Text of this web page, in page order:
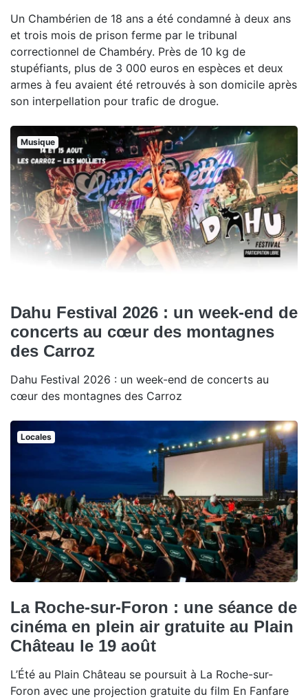
Un Chambérien de 18 ans a été condamné à deux ans
et trois mois de prison ferme par le tribunal
correctionnel de Chambéry. Près de 10 kg de
stupéfiants, plus de 3 000 euros en espèces et deux
armes à feu avaient été retrouvés à son domicile après
son interpellation pour trafic de drogue.
Musique
Dahu Festival 2026 : un week-end de
concerts au cœur des montagnes
des Carroz
Dahu Festival 2026 : un week-end de concerts au
cœur des montagnes des Carroz
Locales
La Roche-sur-Foron : une séance de
cinéma en plein air gratuite au Plain
Château le 19 août
L’Été au Plain Château se poursuit à La Roche-sur-
Foron avec une projection gratuite du film En Fanfare